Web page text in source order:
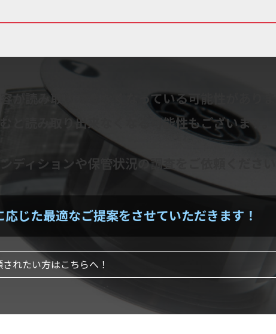
が読み取りできなくなっている可能性がありま
と読み取り出来なくなる可能性もございます。
ディションや保管状況の調査をご依頼ください
じた最適なご提案をさせていただきます！
れたい方はこちらへ！